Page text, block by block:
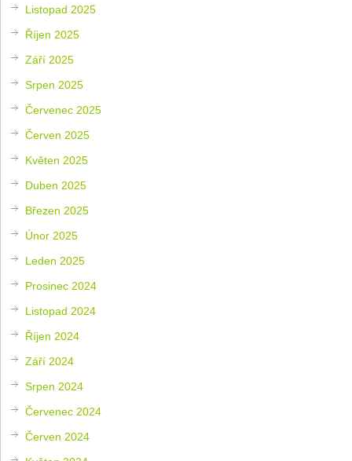
Listopad 2025
Říjen 2025
Září 2025
Srpen 2025
Červenec 2025
Červen 2025
Květen 2025
Duben 2025
Březen 2025
Únor 2025
Leden 2025
Prosinec 2024
Listopad 2024
Říjen 2024
Září 2024
Srpen 2024
Červenec 2024
Červen 2024